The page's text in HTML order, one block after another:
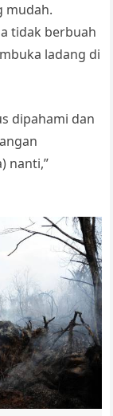
mudah.
tidak berbuah
ladang di
dipahami dan
nanti,”